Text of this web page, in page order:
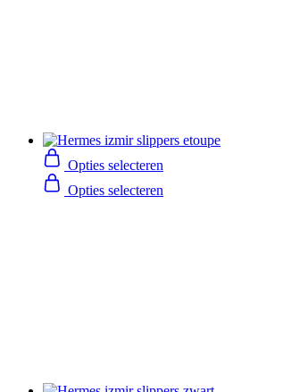
Opties selecteren
Opties selecteren